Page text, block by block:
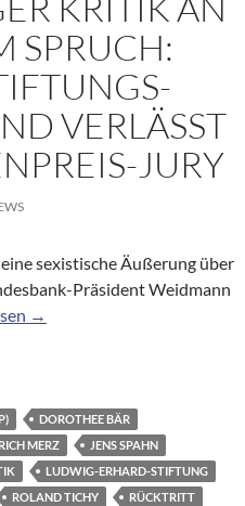
SPRUCH:
VERLÄSST
JURY
sexistische Äußerung über
Präsident Weidmann
Kritik an sexistischem
→
DOROTHEE BÄR
MERZ
JENS SPAHN
LUDWIG-ERHARD-STIFTUNG
ROLAND TICHY
RÜCKTRITT